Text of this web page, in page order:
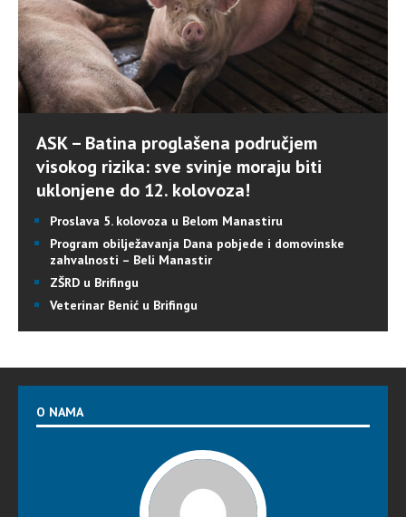
ASK – Batina proglašena područjem
visokog rizika: sve svinje moraju biti
uklonjene do 12. kolovoza!
Proslava 5. kolovoza u Belom Manastiru
Program obilježavanja Dana pobjede i domovinske
zahvalnosti – Beli Manastir
ZŠRD u Brifingu
Veterinar Benić u Brifingu
O NAMA